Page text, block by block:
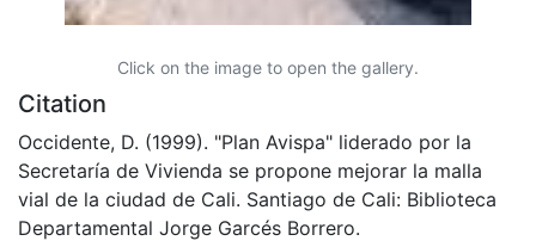
Click on the image to open the gallery.
Citation
Occidente, D. (1999). "Plan Avispa" liderado por la
Secretaría de Vivienda se propone mejorar la malla
vial de la ciudad de Cali. Santiago de Cali: Biblioteca
Departamental Jorge Garcés Borrero.